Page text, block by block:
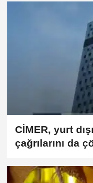
CİMER, yurt
çağrılarını da